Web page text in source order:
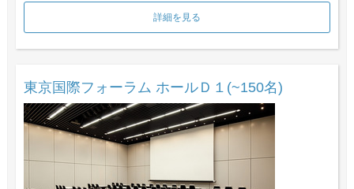
詳細を見る
東京国際フォーラム ホールＤ１(~150名)